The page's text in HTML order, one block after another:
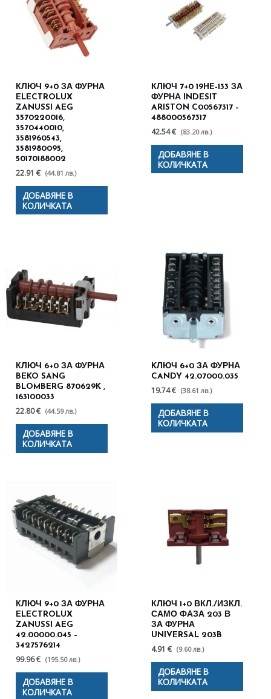
КЛЮЧ 9+0 ЗА ФУРНА
ELECTROLUX
ZANUSSI AEG
3570220016,
3570440010,
3581960543,
3581980095,
50170188002
22.91 € (44.81 лв.)
ДОБАВЯНЕ В
КОЛИЧКАТА
КЛЮЧ 7+0 19HE-133 ЗА
ФУРНА INDESIT
ARISTON C00567317 –
488000567317
42.54 € (83.20 лв.)
ДОБАВЯНЕ В
КОЛИЧКАТА
КЛЮЧ 6+0 ЗА ФУРНА
BEKO SANG
BLOMBERG 870629K ,
163100033
22.80 € (44.59 лв.)
ДОБАВЯНЕ В
КОЛИЧКАТА
KЛЮЧ 6+0 ЗА ФУРНА
CANDY 42.07000.035
19.74 € (38.61 лв.)
ДОБАВЯНЕ В
КОЛИЧКАТА
КЛЮЧ 9+0 ЗА ФУРНА
ELECTROLUX
ZANUSSI AEG
42.00000.045 –
3427576214
99.96 € (195.50 лв.)
ДОБАВЯНЕ В
КОЛИЧКАТА
КЛЮЧ 1+0 ВКЛ./ИЗКЛ.
САМО ФАЗА 203 В
ЗА ФУРНА
UNIVERSAL 203B
4.91 € (9.60 лв.)
ДОБАВЯНЕ В
КОЛИЧКАТА